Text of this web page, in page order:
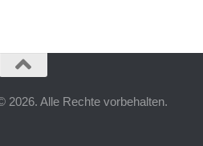
2026. Alle Rechte vorbehalten.